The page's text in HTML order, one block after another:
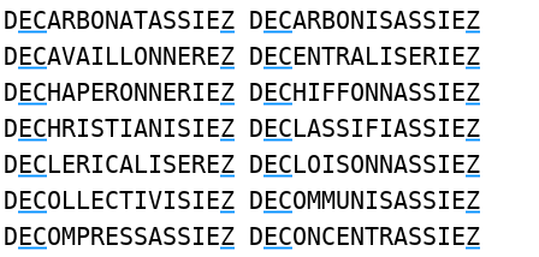
DECARBONATASSIEZ DECARBONISASSIEZ
DECAVAILLONNEREZ DECENTRALISERIEZ
DECHAPERONNERIEZ DECHIFFONNASSIEZ
DECHRISTIANISIEZ DECLASSIFIASSIEZ
DECLERICALISEREZ DECLOISONNASSIEZ
DECOLLECTIVISIEZ DECOMMUNISASSIEZ
DECOMPRESSASSIEZ DECONCENTRASSIEZ